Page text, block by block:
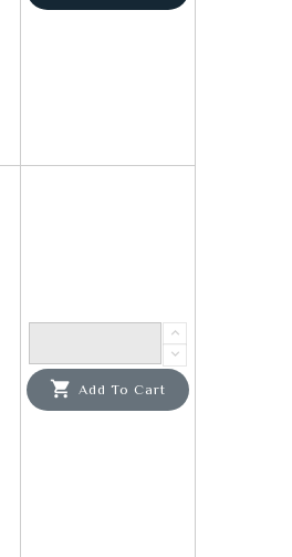
 Add To Cart